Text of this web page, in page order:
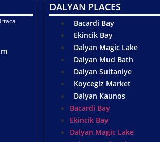
DALYAN PLACES
Bacardi Bay
Ekincik Bay
Dalyan Magic Lake
Dalyan Mud Bath
Dalyan Sultaniye
Koycegiz Market
Dalyan Kaunos
Bacardi Bay
Ekincik Bay
Dalyan Magic Lake